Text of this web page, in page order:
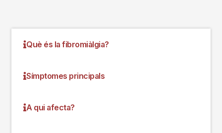
Què és la fibromiàlgia?
Símptomes principals
A qui afecta?